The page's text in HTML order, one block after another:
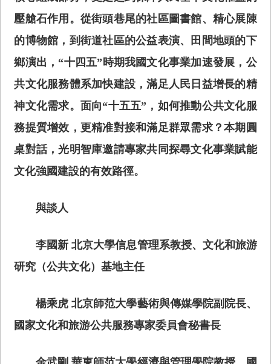
壓艙石作用。從街頭巷尾的社區圖書館、精心展陳
的博物館，到街道社區的公益表演、田間地頭的下
鄉演出，“十四五”時期我國文化事業加速發展，公
共文化服務體系加快建設，滿足人民日益增長的精
神文化需求。面向“十五五”，如何推動公共文化服
務提質增效，更精准對接和滿足群眾需求？本期圓
桌對話，光明智庫邀請專家共同探尋文化事業賦能
文化強國建設的有效路徑。
與談人
李國新 北京大學信息管理系教授、文化和旅游
研究（公共文化）基地主任
楊乘虎 北京師范大學藝術與傳媒學院副院長、
國家文化和旅游公共服務專家委員會秘書長